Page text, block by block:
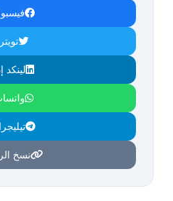
تويتر
لينكد
نسخ